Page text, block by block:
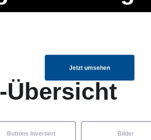
Jetzt umsehen
Übersicht
Buttons Invertiert Bilder